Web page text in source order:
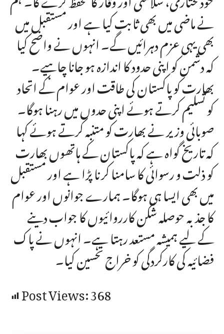
نے ماضی میں بھی ثابت کیا ہے اور مستقبل میں
بھی یہی عزم دہرائیں گے۔ انہوں نے واضح کیا
کہ دشمن کو اپنی حدود کا اندازہ ہو جانا چاہیے۔
بھارت کو پاکستان کی طاقت اور عوام کے اتحاد
کو تسلیم کرتے ہوئے اپنی حدوں میں رہنا ہوگا۔
صوبائی وزیر نے بھارت کو متنبہ کرتے ہوئے کہا
کہ تاریخ گواہ ہے کہ پاکستان کے ہاتھوں بھارت
کو ذلت و رسوائی کا سامنا کرنا پڑا ہے اور مستقبل
میں بھی ایسا ہی ہوگا۔ ہمارے جوانوں اور عوام
کا جذبہ حوصلہ شکن کارروائیوں کا جواب دینے
کے لیے ہمیشہ مستعد رہتا ہے۔ انہوں نے پاک
فضائیہ کی کارکردگی کو خراج تحسین کیا۔
Post Views:368